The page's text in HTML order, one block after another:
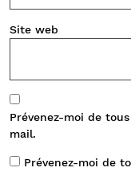
Site web
Prévenez-moi de
mail.
Prévenez-moi de